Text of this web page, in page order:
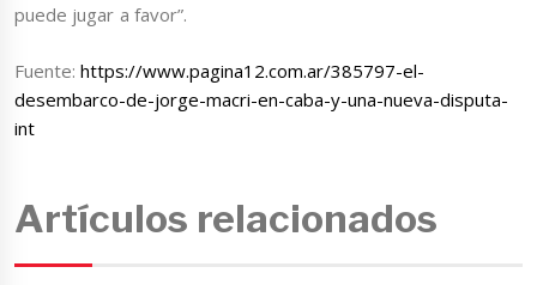
puede jugar a favor”.
Fuente:https://www.pagina12.com.ar/385797-el-
desembarco-de-jorge-macri-en-caba-y-una-nueva-disputa-
int
Artículos relacionados